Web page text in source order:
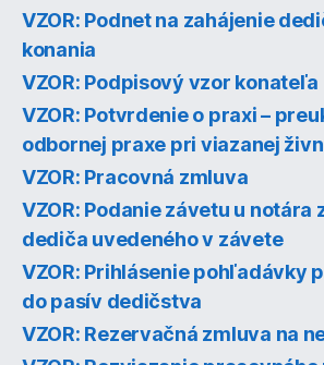
VZOR: Podnet na zahájenie
konania
VZOR: Podpisový vzor konateľa
VZOR: Potvrdenie o praxi –
odbornej praxe pri viazanej
VZOR: Pracovná zmluva
VZOR: Podanie závetu u notára
dediča uvedeného v závete
VZOR: Prihlásenie pohľadávky
do pasív dedičstva
VZOR: Rezervačná zmluva na